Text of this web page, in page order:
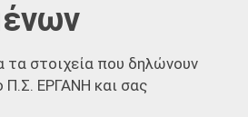
τα στοιχεία που δηλώνουν
Π.Σ. ΕΡΓΑΝΗ και σας